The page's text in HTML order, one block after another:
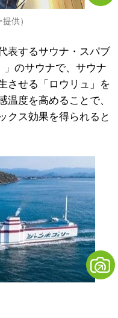
供）
表するサウナ・スパブ
」のサウナで、サウナ
させる「ロウリュ」を
温度を高めることで、
クス効果を得られると